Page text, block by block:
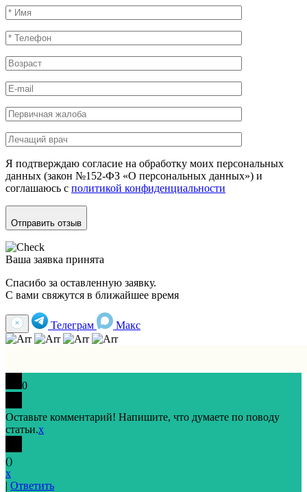
Я подтверждаю согласие на обработку моих персональных
данных (закон №152-ФЗ «О персональных данных») и
соглашаюсь с политикой конфиденциальности
Отправить отзыв
Ваша заявка принята
Спасибо за оставленную заявку.
С вами свяжутся в ближайшее время
Телеграм Макс
0
Оставьте комментарий! Напишите, что думаете по поводу
статьи.x
()
x
| Ответить